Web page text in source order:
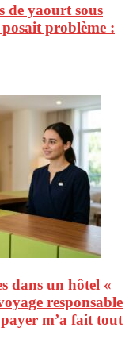
de yaourt sous
posait problème :
dans un hôtel «
responsable
m’a fait tout